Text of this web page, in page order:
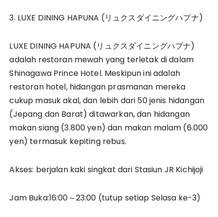
3. LUXE DINING HAPUNA (リュクスダイニングハプナ)
LUXE DINING HAPUNA (リュクスダイニングハプナ)
adalah restoran mewah yang terletak di dalam
Shinagawa Prince Hotel. Meskipun ini adalah
restoran hotel, hidangan prasmanan mereka
cukup masuk akal, dan lebih dari 50 jenis hidangan
(Jepang dan Barat) ditawarkan, dan hidangan
makan siang (3.800 yen) dan makan malam (6.000
yen) termasuk kepiting rebus.
Akses: berjalan kaki singkat dari Stasiun JR Kichijoji
Jam Buka:16:00～23:00 (tutup setiap Selasa ke-3)